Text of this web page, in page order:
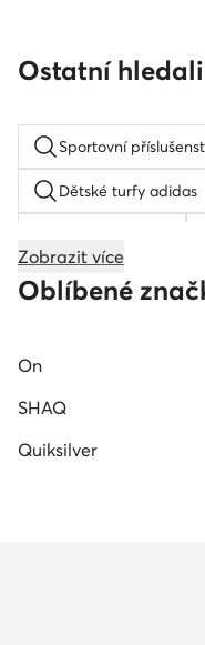
Ostatní
Sportovní
Dětské turfy adidas
Dětské kopačky
Zobrazit více
Oblíbené
On
SHAQ
Quiksilver